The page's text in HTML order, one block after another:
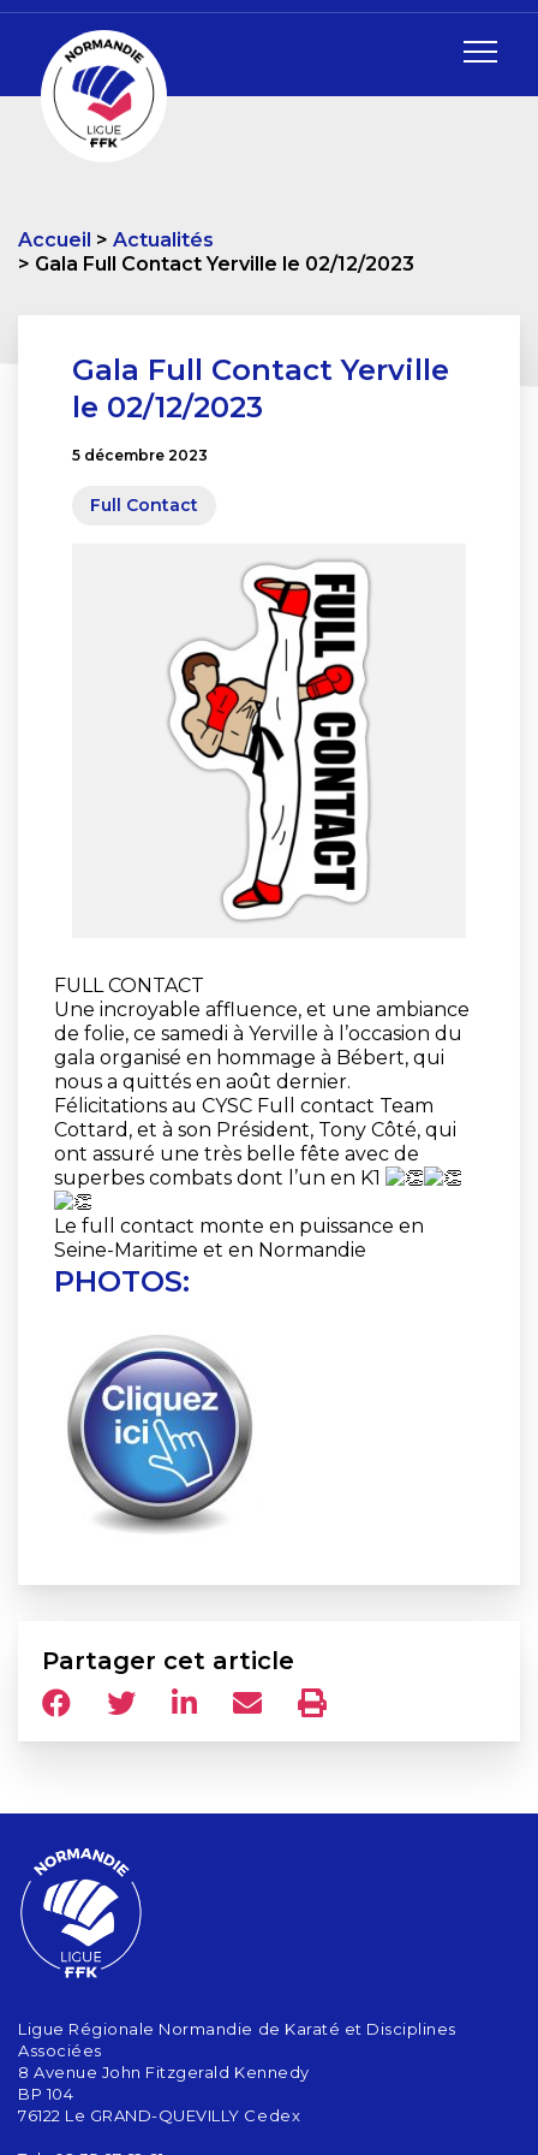
Accueil
Actualités
Gala Full Contact Yerville le 02/12/2023
Gala Full Contact Yerville
le 02/12/2023
5 décembre 2023
Full Contact
FULL CONTACT
Une incroyable affluence, et une ambiance
de folie, ce samedi à Yerville à l’occasion du
gala organisé en hommage à Bébert, qui
nous a quittés en août dernier.
Félicitations au CYSC Full contact Team
Cottard, et à son Président, Tony Côté, qui
ont assuré une très belle fête avec de
superbes combats dont l’un en K1
Le full contact monte en puissance en
Seine-Maritime et en Normandie
PHOTOS:
Partager cet article
Ligue Régionale Normandie de Karaté et Disciplines
Associées
8 Avenue John Fitzgerald Kennedy
BP 104
76122 Le GRAND-QUEVILLY Cedex